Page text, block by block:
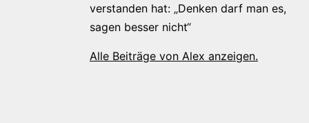
verstanden hat: „Denken darf man es,
sagen besser nicht“
Alle Beiträge von Alex anzeigen.